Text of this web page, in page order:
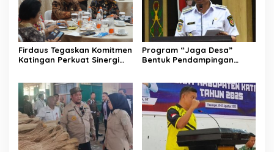
Firdaus Tegaskan Komitmen
Katingan Perkuat Sinergi
Program “Jaga Desa”
Bentuk Pendampingan